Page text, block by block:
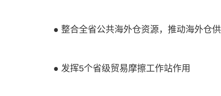
● 整合全省公共海外仓资源，推动海外仓
● 发挥5个省级贸易摩擦工作站作用